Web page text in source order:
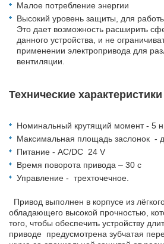
Малое потребление энергии
Высокий уровень защиты, для
Это дает возможность расширить
данного устройства, и не
применении электропривода для
вентиляции.
Технические характеристики
Номинальный крутящий момент - 5
Максимальная площадь заслонок -
Питание - AC/DC 24 V
Время поворота привода – 30 с
Управление - трехточечное.
Привод выполнен в корпусе из
обладающего высокой прочностью,
того, чтобы обеспечить устройству
приводе предусмотрена зубчатая